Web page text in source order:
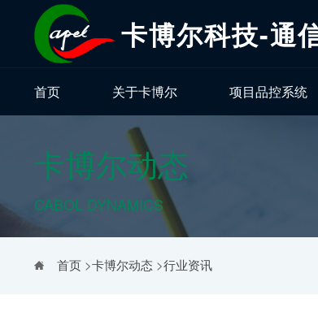
卡博尔科技-通
首页 关于卡博尔 项目品控系统
卡博尔动态
CABOL DYNAMICS
首页>卡博尔动态>行业资讯